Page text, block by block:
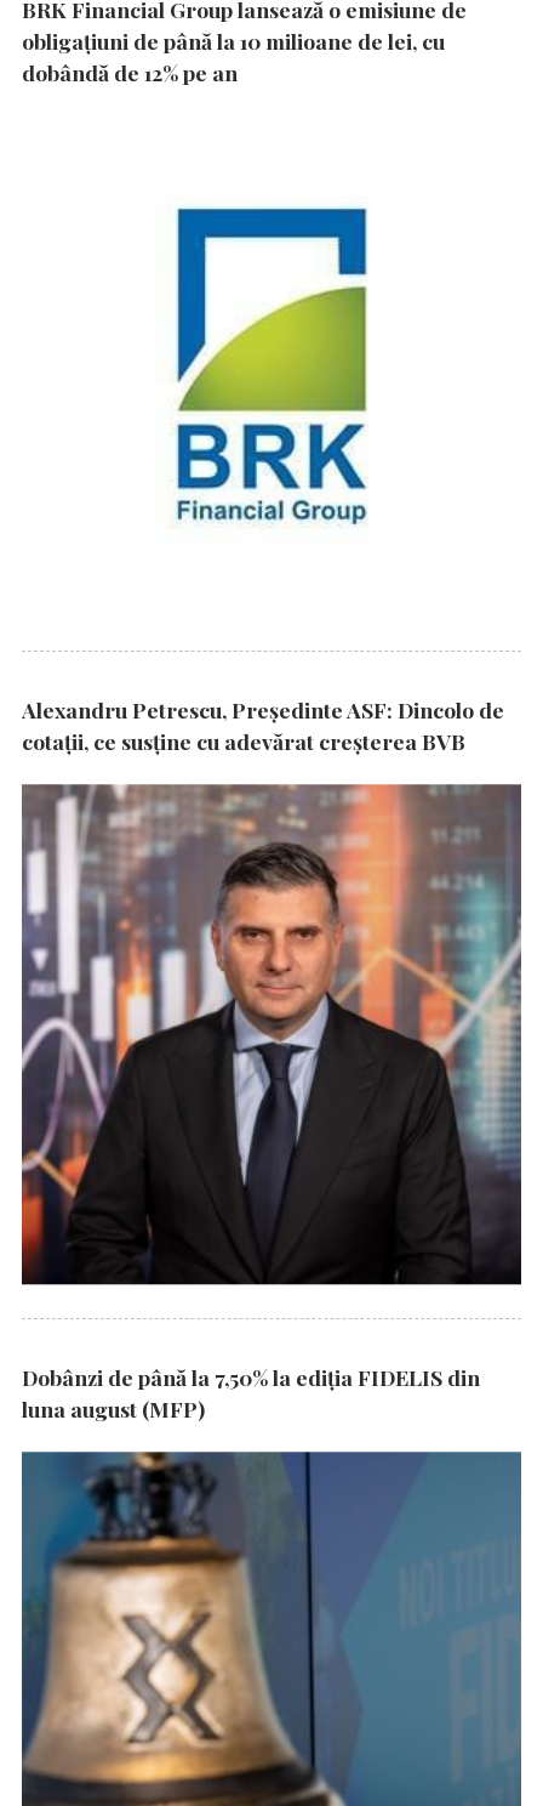
BRK Financial Group lansează o emisiune de
obligațiuni de până la 10 milioane de lei, cu
dobândă de 12% pe an
Alexandru Petrescu, Președinte ASF: Dincolo de
cotații, ce susține cu adevărat creșterea BVB
Dobânzi de până la 7,50% la ediția FIDELIS din
luna august (MFP)